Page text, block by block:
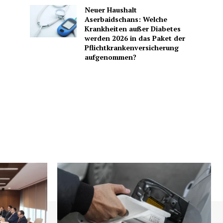
Neuer Haushalt
Aserbaidschans: Welche
Krankheiten außer Diabetes
werden 2026 in das Paket der
Pflichtkrankenversicherung
aufgenommen?